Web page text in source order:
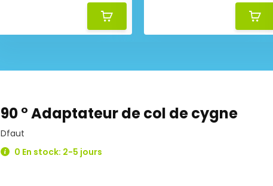
90 ° Adaptateur de col de cygne
Dfaut
0 En stock: 2-5 jours